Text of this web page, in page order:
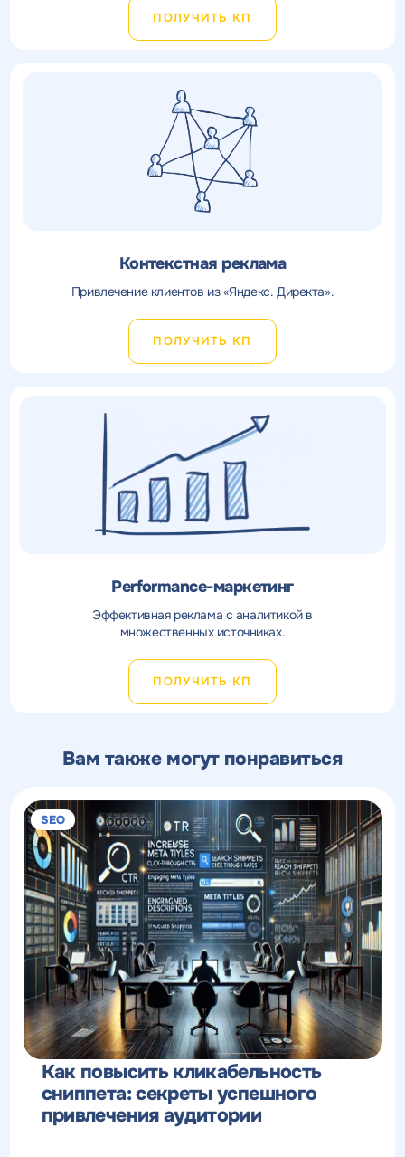
ПОЛУЧИТЬ КП
Контекстная реклама
Привлечение клиентов из «Яндекс. Директа».
ПОЛУЧИТЬ КП
Performance-маркетинг
Эффективная реклама с аналитикой в
множественных источниках.
ПОЛУЧИТЬ КП
Вам также могут понравиться
SEO
Как повысить кликабельность
сниппета: секреты успешного
привлечения аудитории